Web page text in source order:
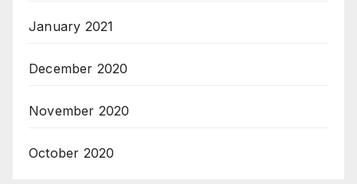
January 2021
December 2020
November 2020
October 2020